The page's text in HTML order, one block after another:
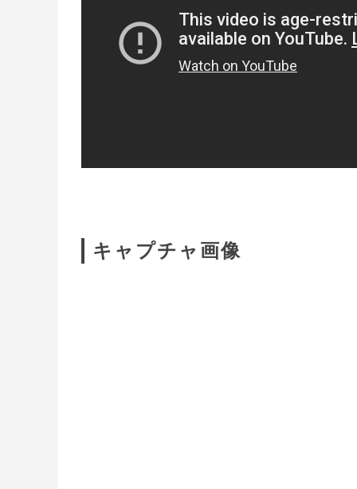
キャプチャ画像